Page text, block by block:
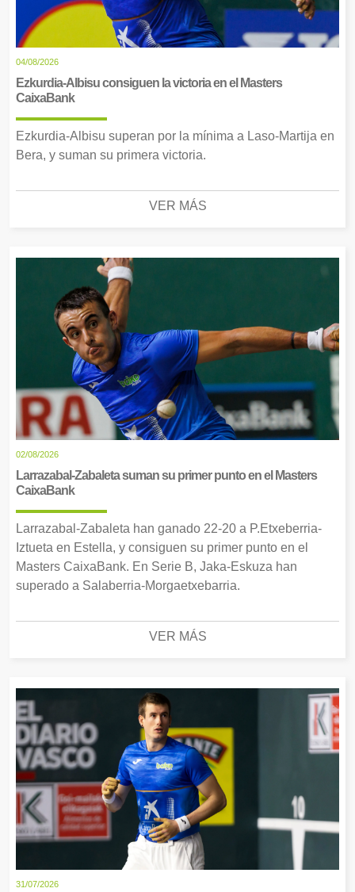
04/08/2026
Ezkurdia-Albisu consiguen la victoria en el Masters
CaixaBank
Ezkurdia-Albisu superan por la mínima a Laso-Martija en
Bera, y suman su primera victoria.
VER MÁS
02/08/2026
Larrazabal-Zabaleta suman su primer punto en el Masters
CaixaBank
Larrazabal-Zabaleta han ganado 22-20 a P.Etxeberria-
Iztueta en Estella, y consiguen su primer punto en el
Masters CaixaBank. En Serie B, Jaka-Eskuza han
superado a Salaberria-Morgaetxebarria.
VER MÁS
31/07/2026